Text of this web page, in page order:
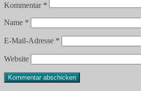
Kommentar *
Name *
E-Mail-Adresse *
Website